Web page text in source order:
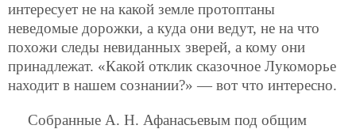
интересует не на какой земле протоптаны
неведомые дорожки, а куда они ведут, не на что
похожи следы невиданных зверей, а кому они
принадлежат. «Какой отклик сказочное Лукоморье
находит в нашем сознании?» — вот что интересно.
Собранные А. Н. Афанасьевым под общим